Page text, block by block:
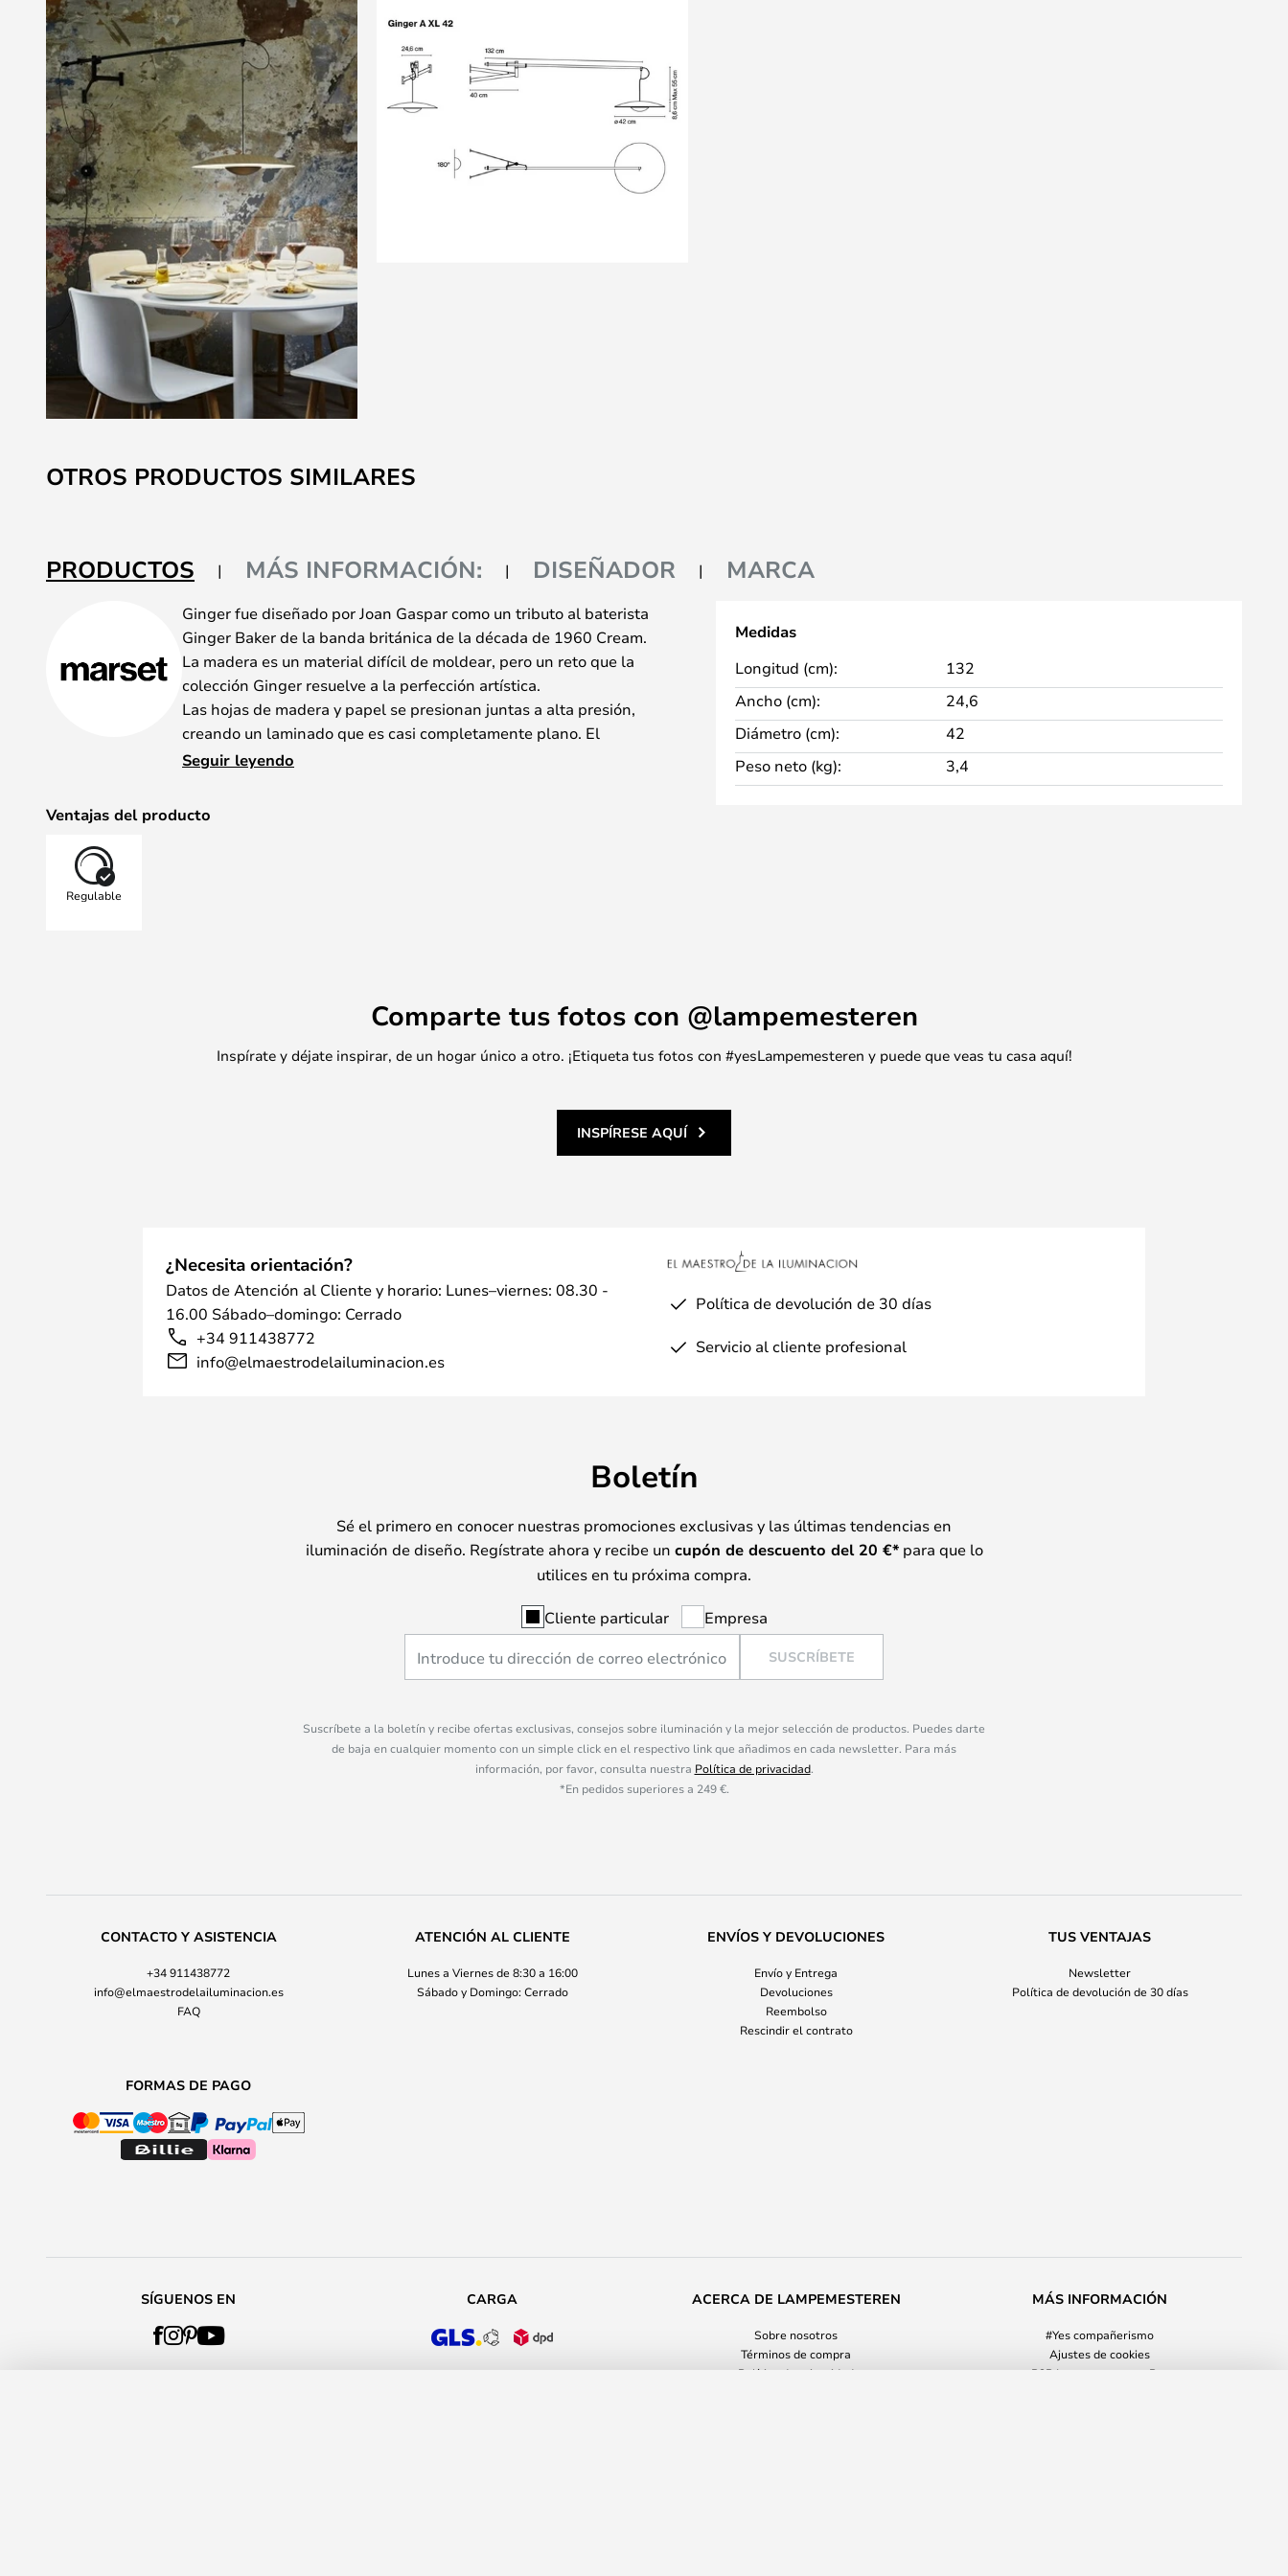
al
comienzo
galería
de
OTROS PRODUCTOS SIMILARES
PRODUCTOS MÁS INFORMACIÓN: DISEÑADOR MARCA
Ginger fue diseñado por Joan Gaspar como un tributo al baterista
Ginger Baker de la banda británica de la década de 1960 Cream.
La madera es un material difícil de moldear, pero un reto que la
colección Ginger resuelve a la perfección artística.
Las hojas de madera y papel se presionan juntas a alta presión,
creando un laminado que es casi completamente plano. El
resultado es una pantalla de solo 4 mm de grosor: un interior
Obtienes una pantalla que emite una luz indirecta que ilumina
Seguir leyendo
Ventajas del producto
Regulable
Medidas
Longitud (cm):
132
Ancho (cm):
24,6
Diámetro (cm):
42
Peso neto (kg):
3,4
Comparte tus fotos con @lampemesteren
Inspírate y déjate inspirar, de un hogar único a otro. ¡Etiqueta tus fotos con #yesLampemesteren y puede que veas tu casa aquí!
INSPÍRESE AQUÍ
¿Necesita orientación?
Datos de Atención al Cliente y horario: Lunes–viernes: 08.30 -
16.00 Sábado–domingo: Cerrado
+34 911438772
info@elmaestrodelailuminacion.es
Política de devolución de 30 días
Servicio al cliente profesional
Boletín
Sé el primero en conocer nuestras promociones exclusivas y las últimas tendencias en
iluminación de diseño. Regístrate ahora y recibe un cupón de descuento del 20 €*para que lo
utilices en tu próxima compra.
Cliente particular Empresa
SUSCRÍBETE
Suscríbete a la boletín y recibe ofertas exclusivas, consejos sobre iluminación y la mejor selección de productos. Puedes darte
de baja en cualquier momento con un simple click en el respectivo link que añadimos en cada newsletter. Para más
información, por favor, consulta nuestra Política de privacidad.
*En pedidos superiores a 249 €.
CONTACTO Y ASISTENCIA
+34 911438772
info@elmaestrodelailuminacion.es
FAQ
ATENCIÓN AL CLIENTE
Lunes a Viernes de 8:30 a 16:00
Sábado y Domingo: Cerrado
ENVÍOS Y DEVOLUCIONES
Envío y Entrega
Devoluciones
Reembolso
Rescindir el contrato
TUS VENTAJAS
Newsletter
Política de devolución de 30 días
FORMAS DE PAGO
SÍGUENOS EN CARGA ACERCA DE LAMPEMESTEREN
Sobre nosotros
Términos de compra
Política de privacidad
MÁS INFORMACIÓN
#Yes compañerismo
Ajustes de cookies
B2B Lampemesteren Pro